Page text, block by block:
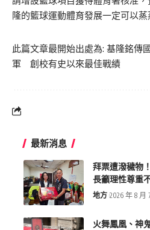
隆的籃球運動體育發展一定可以蒸
此篇文章最開始出處為: 基隆銘傳
軍 創校有史以來最佳戰績
最新消息
拜票遭潑穢物
長籲理性尊重
地方 2026 年 8 月
火舞鳳凰、神